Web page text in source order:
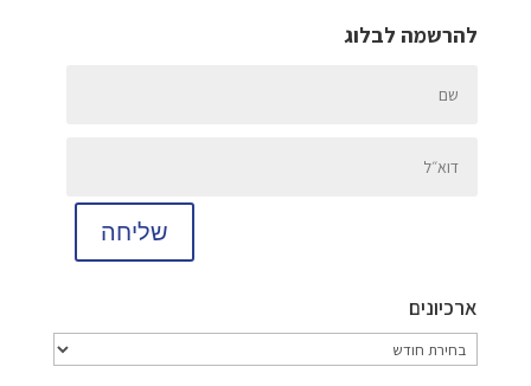
להרשמה לבלוג
שליחה
ארכיונים
ארכיונים